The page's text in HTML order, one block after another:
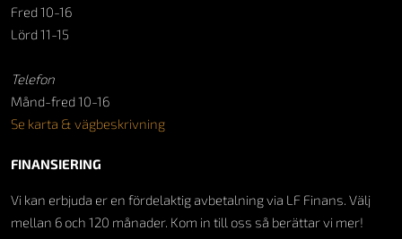
Fred 10-16
Lörd 11-15
Telefon
Månd-fred 10-16
Se karta & vägbeskrivning
FINANSIERING
Vi kan erbjuda er en fördelaktig avbetalning via LF Finans. Välj
mellan 6 och 120 månader. Kom in till oss så berättar vi mer!